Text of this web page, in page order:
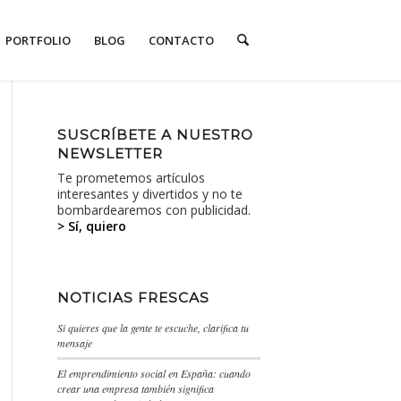
PORTFOLIO BLOG CONTACTO
SUSCRÍBETE A NUESTRO
NEWSLETTER
Te prometemos artículos
interesantes y divertidos y no te
bombardearemos con publicidad.
> Sí, quiero
NOTICIAS FRESCAS
Si quieres que la gente te escuche, clarifica tu
mensaje
El emprendimiento social en España: cuando
crear una empresa también significa